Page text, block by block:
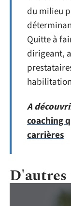
du milieu
Quitte à
dirigeant,
habilitation
A
coaching
carrières